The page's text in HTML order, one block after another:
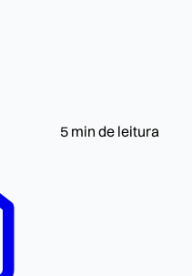
5 min de leitura